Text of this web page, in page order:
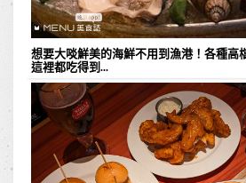
想要大啖鮮美的海鮮不用到漁港！各種高
這裡都吃得到...